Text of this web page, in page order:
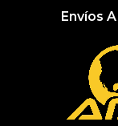
Envíos